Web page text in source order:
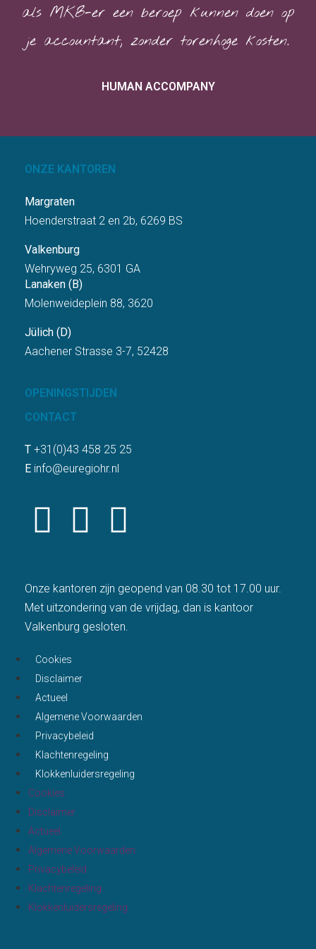
als MKB-er een beroep kunnen doen op
je accountant, zonder torenhoge kosten.
HUMAN ACCOMPANY
ONZE KANTOREN
Margraten
Hoenderstraat 2 en 2b, 6269 BS
Valkenburg
Wehryweg 25, 6301 GA
Lanaken (B)
Molenweideplein 88, 3620
Jülich (D)
Aachener Strasse 3-7, 52428
OPENINGSTIJDEN
CONTACT
T +31(0)43 458 25 25
E info@euregiohr.nl
Onze kantoren zijn geopend van 08.30 tot 17.00 uur.
Met uitzondering van de vrijdag, dan is kantoor
Valkenburg gesloten.
Cookies
Disclaimer
Actueel
Algemene Voorwaarden
Privacybeleid
Klachtenregeling
Klokkenluidersregeling
Cookies
Disclaimer
Actueel
Algemene Voorwaarden
Privacybeleid
Klachtenregeling
Klokkenluidersregeling